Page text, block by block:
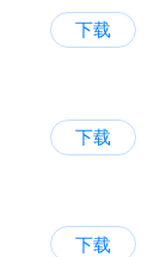
下载
下载
下载